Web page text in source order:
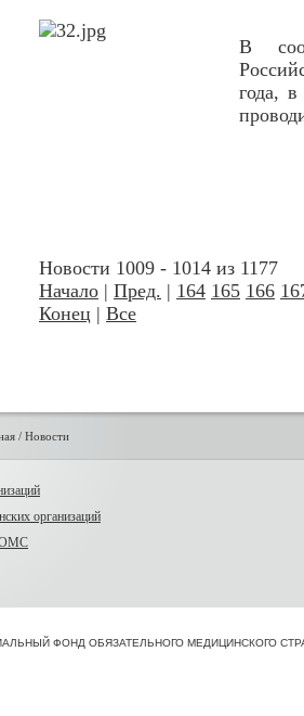
В
года,
Новости 1009 - 1014 из 1177
Начало | Пред. | 164 165 166
Конец | Все
/ Новости
организаций
ОМС
ФОНД ОБЯЗАТЕЛЬНОГО МЕДИЦИНСКОГО